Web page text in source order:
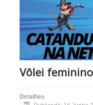
Vôlei
Detalhes